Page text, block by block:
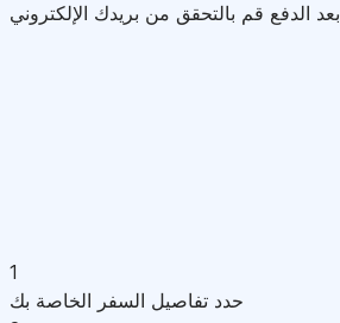
بعد الدفع قم بالتحقق من بريدك الإلكتروني
1
حدد تفاصيل السفر الخاصة بك